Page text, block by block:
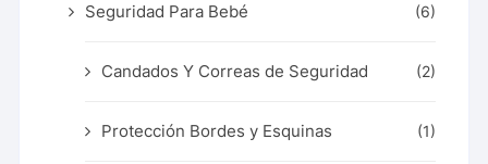
Seguridad Para Bebé (6)
Candados Y Correas de Seguridad (2)
Protección Bordes y Esquinas (1)